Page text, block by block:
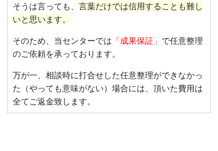
そうは言っても、 言葉だけでは信用することも難し
いと思います。
そのため、当センターでは 「成果保証」 で任意整理
のご依頼を承っております。
万が一、相談時に打合せした任意整理ができなかっ
た（やっても意味がない）場合には、頂いた費用は
全てご返金致します。